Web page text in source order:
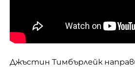
Джъстин Тимбърлейк